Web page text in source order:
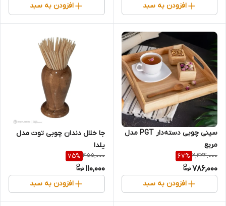
افزودن به سبد افزودن به سبد
سینی چوبی دسته‌دار PGT مدل
مربع
2,424,000
67%
786,000
افزودن به سبد
جا خلال دندان چوبی توت مدل
یلدا
455,000
75%
110,000
افزودن به سبد